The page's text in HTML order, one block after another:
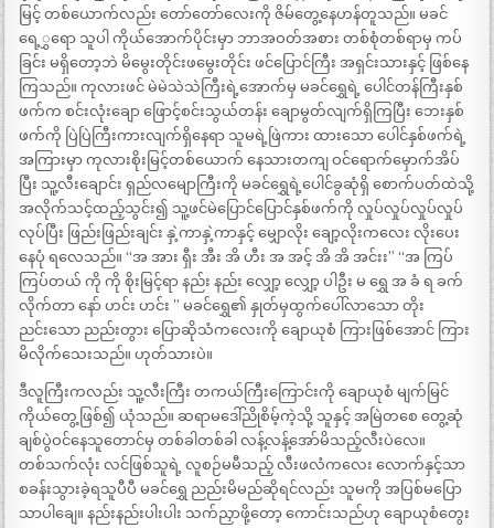
မြင့် တစ်ယောက်လည်း တော်တော်လေးကို ဇိမ်တွေ့နေဟန်တူသည်။ မခင်
ရေ့ွှရော သူပါ ကိုယ်အောက်ပိုင်းမှာ ဘာအဝတ်အစား တစ်စုံတစ်ရာမှ ကပ်
ခြင်း မရှိတော့ဘဲ မိမွေးတိုင်းဖမွေးတိုင်း ဖင်ပြောင်ကြီး အရှင်းသားနှင့် ဖြစ်နေ
ကြသည်။ ကုလားဖင် မဲမဲသဲသဲကြီးရဲ့အောက်မှ မခင်ရွှေရဲ့ ပေါင်တန်ကြီးနှစ်
ဖက်က စင်းလုံးချော ဖြောင့်စင်းသွယ်တန်း ချောမွတ်လျက်ရှိကြပြီး ဘေးနှစ်
ဖက်ကို ပြဲပြဲကြီးကားလျက်ရှိနေရာ သူမရဲ့ဖြဲကား ထားသော ပေါင်နှစ်ဖက်ရဲ့
အကြားမှာ ကုလားစိုးမြင့်တစ်ယောက် နေသားတကျ ဝင်ရောက်မှောက်အိပ်
ပြီး သူ့လီးချောင်း ရှည်လမျောကြီးကို မခင်ရွှေရဲ့ပေါင်ခွဆုံရှိ စောက်ပတ်ထဲသို့
အလိုက်သင့်ထည့်သွင်း၍ သူ့ဖင်မဲပြောင်ပြောင်နှစ်ဖက်ကို လှုပ်လှုပ်လှုပ်လှုပ်
လုပ်ပြီး ဖြည်းဖြည်းချင်း နှဲ့ကာနှဲ့ကာနှင့် မျှောလိုး ချော့လိုးကလေး လိုးပေး
နေပုံ ရလေသည်။ “အ အား ရှီး အီး အိ ဟီး အ အင့် အိ အိ အင်းး” “အ ကြပ်
ကြပ်တယ် ကို ကို စိုးမြင့်ရာ နည်း နည်း လျှော့ လျှော့ ပါဦး မ ရွှေ အ ခံ ရ ခက်
လိုက်တာ နော် ဟင်း ဟင်း ” မခင်ရွှေ၏ နှုတ်မှထွက်ပေါ်လာသော တိုး
ညင်းသော ညည်းတွား ပြောဆိုသံကလေးကို ချောယုစံ ကြားဖြစ်အောင် ကြား
မိလိုက်သေးသည်။ ဟုတ်သားပဲ။
ဒီလူကြီးကလည်း သူ့လီးကြီး တကယ်ကြီးကြောင်းကို ချောယုစံ မျက်မြင်
ကိုယ်တွေ့ဖြစ်၍ ယုံသည်။ ဆရာမဒေါ်ညိုစိမ့်ကဲ့သို့ သူနှင့် အမြဲတစေ တွေ့ဆုံ
ချစ်ပွဲဝင်နေသူတောင်မှ တစ်ခါတစ်ခါ လန့်လန့်အော်မိသည့်လီးပဲလေ။
တစ်သက်လုံး လင်ဖြစ်သူရဲ့ လူစဉ်မမီသည့် လီးဖလံကလေး လောက်နှင့်သာ
စခန်းသွားခဲ့ရသူပီပီ မခင်ရွှေ ညည်းမိမည်ဆိုရင်လည်း သူမကို အပြစ်မပြော
သာပါချေ။ နည်းနည်းပါးပါး သက်ညှာဖို့တော့ ကောင်းသည်ဟု ချောယုစံတွေး